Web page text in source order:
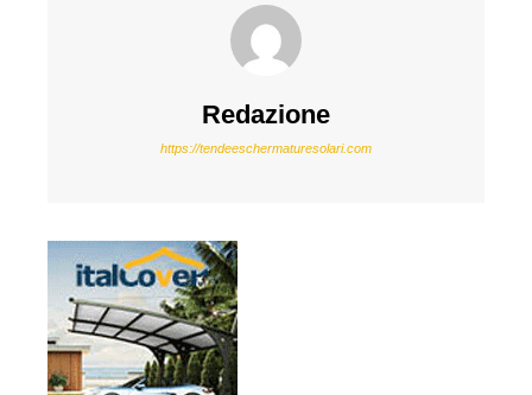
Redazione
https://tendeeschermaturesolari.com